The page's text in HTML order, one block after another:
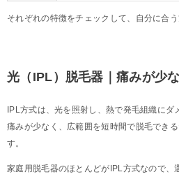
それぞれの特徴をチェックして、自分に合
光（IPL）脱毛器｜痛みが少
IPL方式は、光を照射し、熱で発毛組織にダ
痛みが少なく、広範囲を短時間で脱毛でき
す。
家庭用脱毛器のほとんどがIPL方式なので、